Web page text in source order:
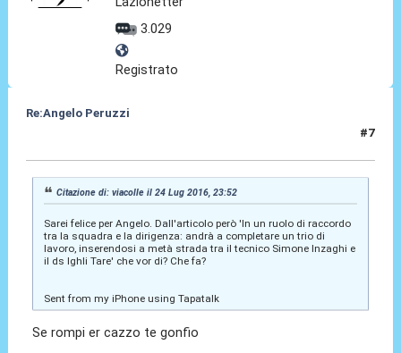
3.029
Registrato
Re:Angelo Peruzzi
#7
Citazione di: viacolle il 24 Lug 2016, 23:52
Sarei felice per Angelo. Dall'articolo però 'In un ruolo di raccordo
tra la squadra e la dirigenza: andrà a completare un trio di
lavoro, inserendosi a metà strada tra il tecnico Simone Inzaghi e
il ds Ighli Tare' che vor di? Che fa?
Sent from my iPhone using Tapatalk
Se rompi er cazzo te gonfio